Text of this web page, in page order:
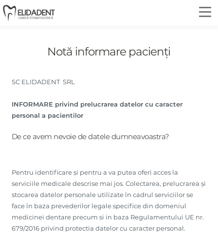
Notă informare pacienți
SC ELIDADENT SRL
INFORMARE privind prelucrarea datelor cu caracter
personal a pacientilor
De ce avem nevoie de datele dumneavoastra?
Pentru identificare și pentru a va putea oferi acces la
serviciile medicale descrise mai jos. Colectarea, prelucrarea și
stocarea datelor personale utilizate în cadrul serviciilor se
face în baza prevederilor legale specifice din domeniul
medicinei dentare precum si in baza Regulamentului UE nr.
679/2016 privind protectia datelor cu caracter personal.